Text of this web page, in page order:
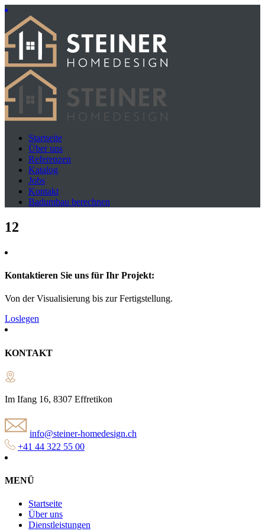
Startseite
Über uns
Referenzen
Katalog
Jobs
Kontakt
Badumbau berechnen
12
Kontaktieren Sie uns für Ihr Projekt:
Von der Visualisierung bis zur Fertigstellung.
Loslegen
KONTAKT
Im Ifang 16, 8307 Effretikon
info@steiner-homedesign.ch
+41 44 322 55 00
MENÜ
Startseite
Über uns
Dienstleistungen